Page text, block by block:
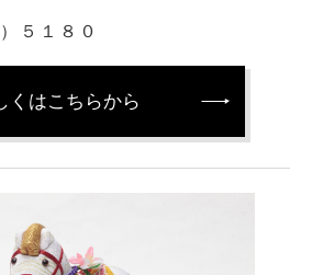
５１８０
くはこちらから